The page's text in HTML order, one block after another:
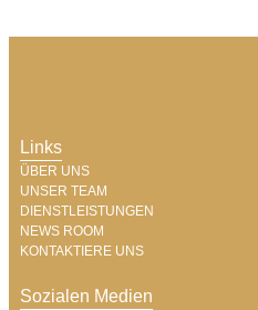
Links
ÜBER UNS
UNSER TEAM
DIENSTLEISTUNGEN
NEWS ROOM
KONTAKTIERE UNS
Sozialen Medien